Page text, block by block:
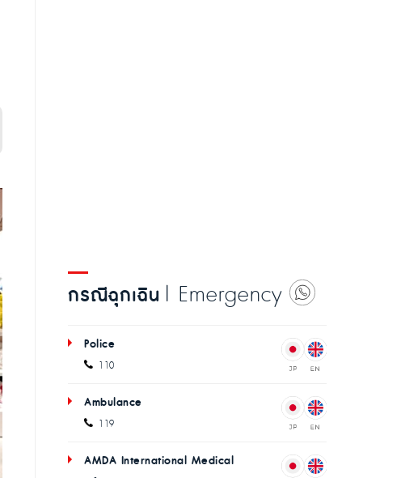
กรณีฉุกเฉิน | Emergency
Police
110
Ambulance
119
AMDA International Medical